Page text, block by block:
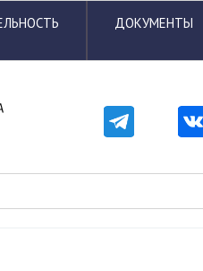
ДОКУМЕНТЫ